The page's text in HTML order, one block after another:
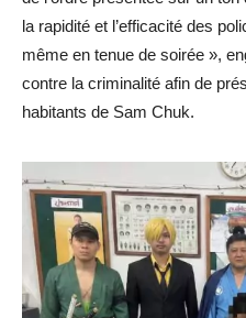
la rapidité et l’efficacité des
même en tenue de soirée »,
contre la criminalité afin de
habitants de Sam Chuk.